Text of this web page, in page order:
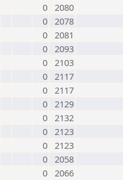
0 2080
0 2078
0 2081
0 2093
0 2103
0 2117
0 2117
0 2129
0 2132
0 2123
0 2123
0 2058
0 2066